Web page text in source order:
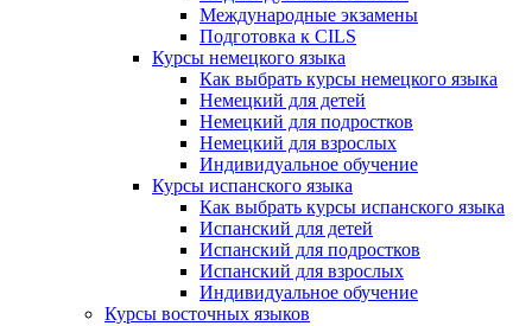
Международные экзамены
Подготовка к CILS
Курсы немецкого языка
Как выбрать курсы немецкого языка
Немецкий для детей
Немецкий для подростков
Немецкий для взрослых
Индивидуальное обучение
Курсы испанского языка
Как выбрать курсы испанского языка
Испанский для детей
Испанский для подростков
Испанский для взрослых
Индивидуальное обучение
Курсы восточных языков